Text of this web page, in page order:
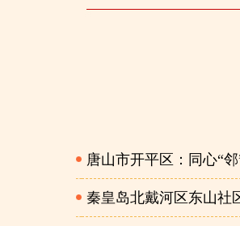
唐山市开平区：同心“
秦皇岛北戴河区东山社